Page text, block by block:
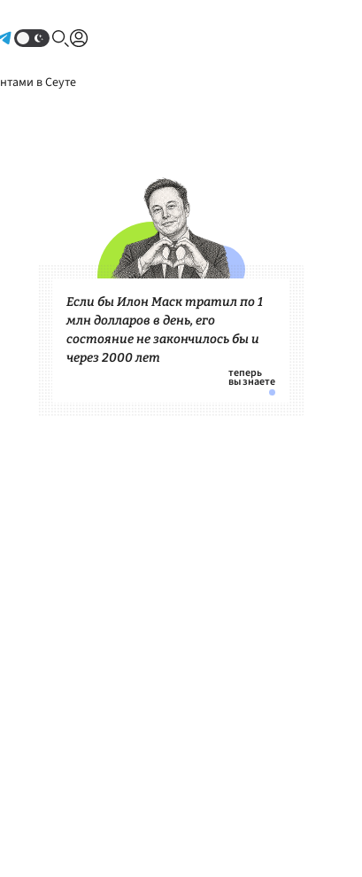
в Сеуте
Если бы Илон Маск тратил по 1
млн долларов в день, его
состояние не закончилось бы и
через 2000 лет